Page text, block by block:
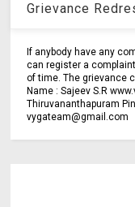
Grievance
If anybody have any
can register a
of time. The grievance
Name : Sajeev S.R
Thiruvananthapuram
vygateam@gmail.com